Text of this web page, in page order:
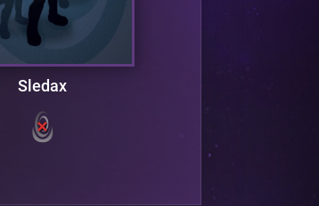
Sledax